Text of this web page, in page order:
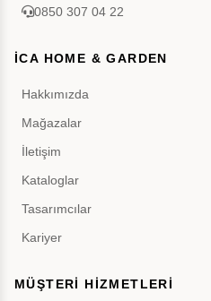
0850 307 04 22
İCA HOME & GARDEN
Hakkımızda
Mağazalar
İletişim
Kataloglar
Tasarımcılar
Kariyer
MÜŞTERİ HİZMETLERİ